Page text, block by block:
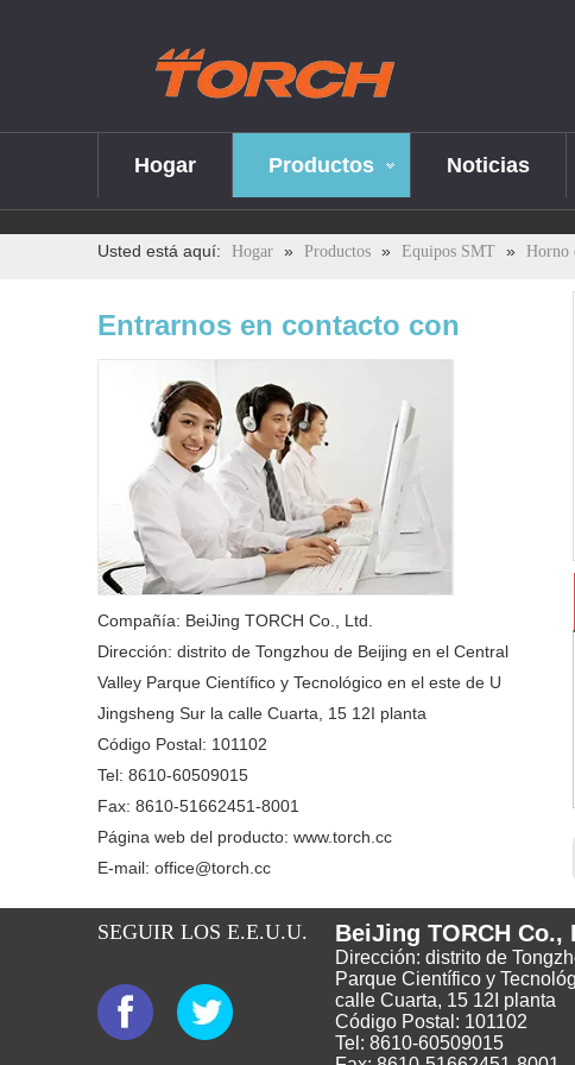
Hogar Productos Noticias
Usted está aquí: Hogar » Productos » Equipos SMT » Horno
Entrarnos en contacto con
Compañía: BeiJing TORCH Co., Ltd.
Dirección: distrito de Tongzhou de Beijing en el Central
Valley Parque Científico y Tecnológico en el este de U
Jingsheng Sur la calle Cuarta, 15 12I planta
Código Postal: 101102
Tel: 8610-60509015
Fax: 8610-51662451-8001
Página web del producto: www.torch.cc
E-mail: office@torch.cc
SEGUIR LOS E.E.U.U. BeiJing TORCH Co.,
Dirección: distrito de
Parque Científico y
calle Cuarta, 15 12I planta
Código Postal: 101102
Tel: 8610-60509015